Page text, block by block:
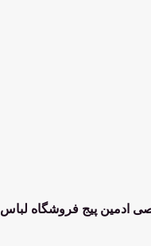
ادمین پیج فروشگاه لباس